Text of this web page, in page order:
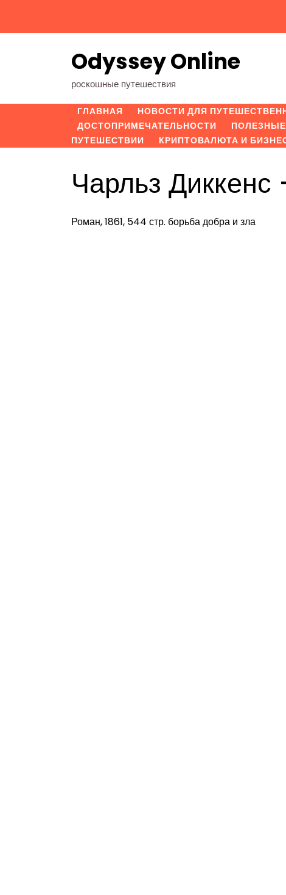
содержимому
Odyssey Online
роскошные путешествия
ГЛАВНАЯ
НОВОСТИ ДЛЯ
ДОСТОПРИМЕЧАТЕЛЬНОСТИ
ПУТЕШЕСТВИИ
КРИПТОВАЛЮТА И
Чарльз
Роман, 1861, 544 стр. борьба добра и зла